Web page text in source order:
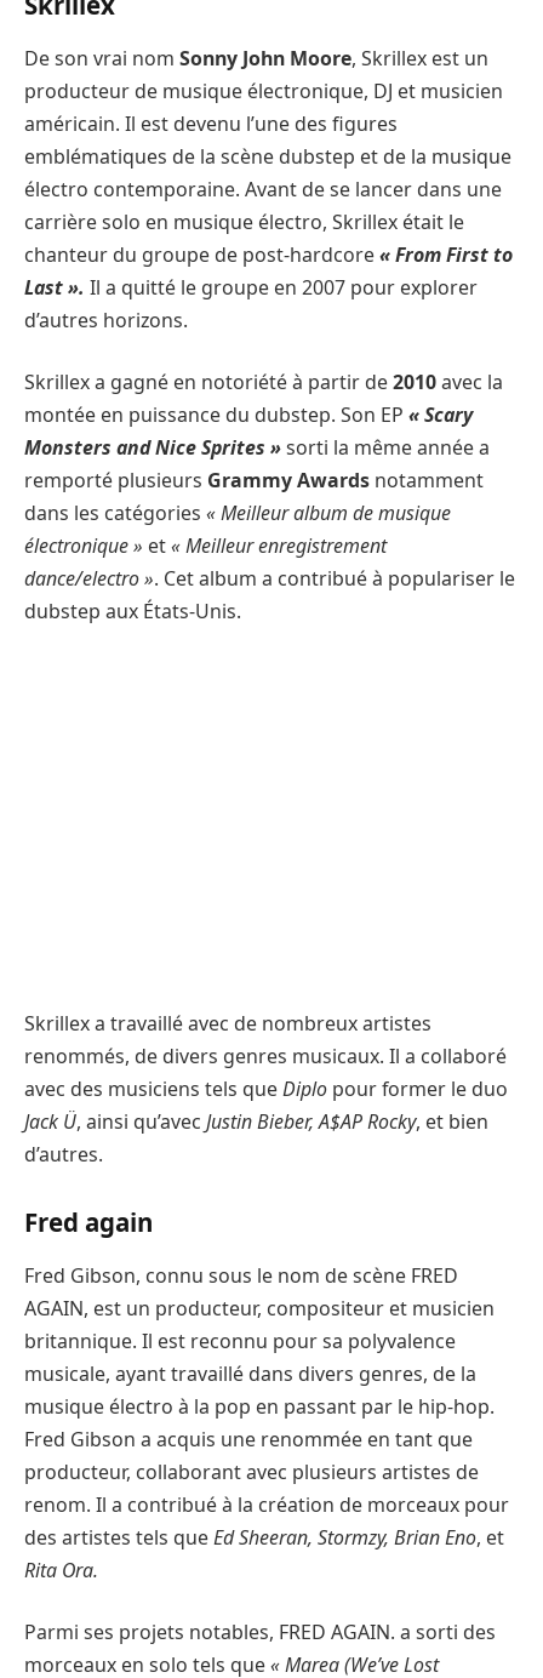
De son vrai nom Sonny John Moore, Skrillex est un
producteur de musique électronique, DJ et musicien
américain. Il est devenu l’une des figures
emblématiques de la scène dubstep et de la musique
électro contemporaine. Avant de se lancer dans une
carrière solo en musique électro, Skrillex était le
chanteur du groupe de post-hardcore« From First to
Last ». Il a quitté le groupe en 2007 pour explorer
d’autres horizons.
Skrillex a gagné en notoriété à partir de2010avec la
montée en puissance du dubstep. Son EP « Scary
Monsters and Nice Sprites »sorti la même année a
remporté plusieurs Grammy Awards notamment
dans les catégories « Meilleur album de musique
électronique » et« Meilleur enregistrement
dance/electro ». Cet album a contribué à populariser le
dubstep aux États-Unis.
Skrillex a travaillé avec de nombreux artistes
renommés, de divers genres musicaux. Il a collaboré
avec des musiciens tels queDiplo pour former le duo
Jack Ü, ainsi qu’avec Justin Bieber, A$AP Rocky, et bien
d’autres.
Fred again
Fred Gibson, connu sous le nom de scène FRED
AGAIN, est un producteur, compositeur et musicien
britannique. Il est reconnu pour sa polyvalence
musicale, ayant travaillé dans divers genres, de la
musique électro à la pop en passant par le hip-hop.
Fred Gibson a acquis une renommée en tant que
producteur, collaborant avec plusieurs artistes de
renom. Il a contribué à la création de morceaux pour
des artistes tels queEd Sheeran, Stormzy, Brian Eno, et
Rita Ora.
Parmi ses projets notables, FRED AGAIN. a sorti des
morceaux en solo tels que« Marea (We’ve Lost